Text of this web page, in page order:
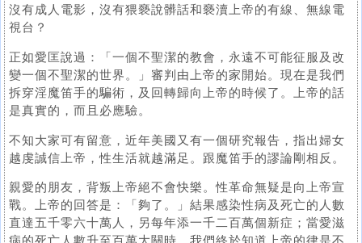
沒有成人電影，沒有猥褻說髒話和褻瀆上帝的有線、無線電
視台？
正如愛匡說過：「一個不聖潔的教會，永遠不可能征服及改
變一個不聖潔的世界。」審判由上帝的家開始。現在是我們
拆穿淫魔笛手的騙術，及回轉歸向上帝的時候了。上帝的話
是真實的，而且必應驗。
不知大家可有留意，近年美國又有一個研究報告，指出婦女
越虔誠信上帝，性生活就越滿足。跟魔笛手的謬論剛相反。
親愛的朋友，背叛上帝絕不會快樂。性革命無疑是向上帝宣
戰。上帝的回答是：「夠了。」結果感染性病及死亡的人數
直達五千零六十萬人，另每年添一千二百萬個新症；當愛滋